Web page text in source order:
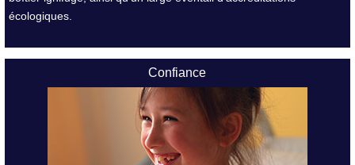
écologiques.
Confiance